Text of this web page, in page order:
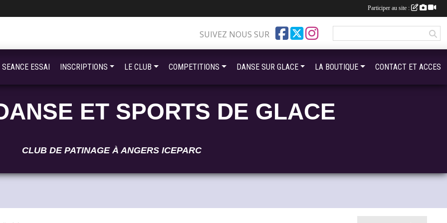
ET SPORTS DE GLACE
CLUB DE PATINAGE À ANGERS ICEPARC
SUIVEZ NOUS SUR
SEANCE ESSAI INSCRIPTIONS LE CLUB COMPETITIONS DANSE SUR GLACE LA BOUTIQUE CONTACT ET ACCES
Participer au site :